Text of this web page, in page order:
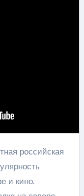
российская
и кино.